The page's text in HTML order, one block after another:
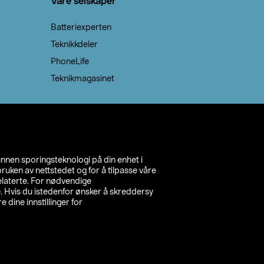
sporingsteknologi på din enhet i
av nettstedet og for å tilpasse våre
For nødvendige
Hvis du istedenfor ønsker å skreddersy
dine innstillinger for
Batteriexperten
Teknikkdeler
PhoneLife
Teknikmagasinet